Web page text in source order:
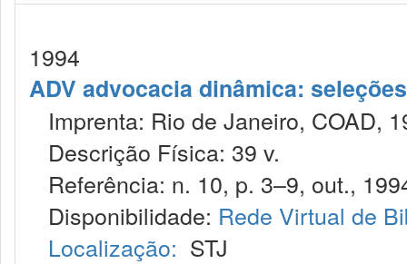
1994
ADV advocacia dinâmica:
Imprenta: Rio de Janeiro, COAD,
Descrição Física: 39 v.
Referência: n. 10, p. 3–9, out.,
Disponibilidade: Rede Virtual de
Localização: STJ